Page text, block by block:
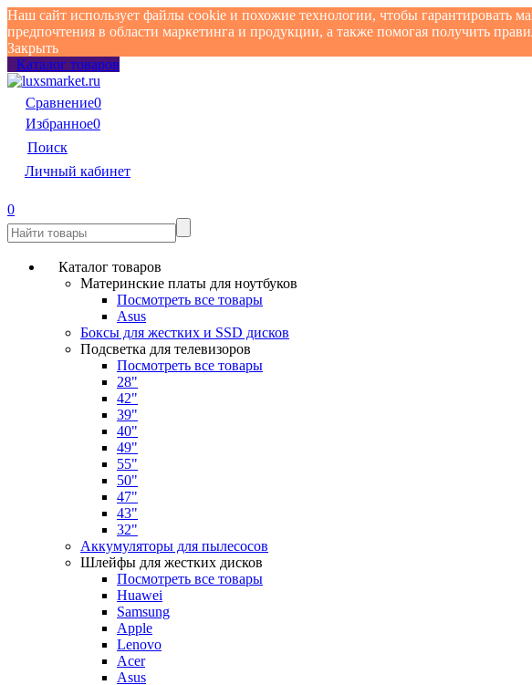
Наш сайт использует файлы cookie и похожие технологии, чтобы гарантировать
предпочтения в области маркетинга и продукции, а также помогая получить
Закрыть
Каталог товаров
Сравнение0
Избранное0
Поиск
Личный кабинет
0
Каталог товаров
Материнские платы для ноутбуков
Посмотреть все товары
Asus
Боксы для жестких и SSD дисков
Подсветка для телевизоров
Посмотреть все товары
28"
42"
39"
40"
49"
55"
50"
47"
43"
32"
Аккумуляторы для пылесосов
Шлейфы для жестких дисков
Посмотреть все товары
Huawei
Samsung
Apple
Lenovo
Acer
Asus